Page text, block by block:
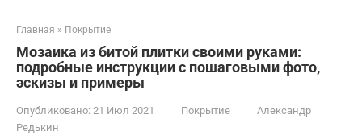
Главная » Покрытие
Мозаика из битой плитки своими руками:
подробные инструкции с пошаговыми фото,
эскизы и примеры
Опубликовано: 21 Июл 2021 Покрытие
Александр
Редькин